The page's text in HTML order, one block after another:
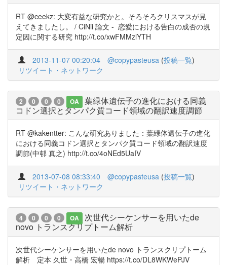
RT @ceekz: 大変有益な研究かと。そろそろクリスマスが見
えてきましたし。 / CiNii 論文 - 恋愛における告白の成否の規
定因に関する研究 http://t.co/xwFMMzlYTH
2013-11-07 00:20:04 @copypasteusa (投稿一覧)
リツイート・ネットワーク
2 0 0 0 OA
葉緑体遺伝子の進化における同義
コドン選択とタンパク質コード領域の翻訳速度調節
RT @kakentter: こんな研究ありました：葉緑体遺伝子の進化
における同義コドン選択とタンパク質コード領域の翻訳速度
調節(中邨 真之) http://t.co/4oNEd5UaIV
2013-07-08 08:33:40 @copypasteusa (投稿一覧)
リツイート・ネットワーク
4 0 0 0 OA
次世代シーケンサーを用いたde
novo トランスクリプトーム解析
次世代シーケンサーを用いたde novo トランスクリプトーム
解析 定本 久世・高橋 宏暢 https://t.co/DL8WKWePJV